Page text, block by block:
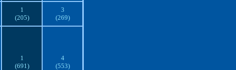
1
(205)
3
(269)
1
(691)
4
(553)